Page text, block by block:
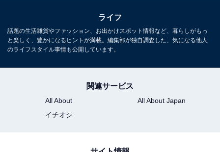
さらに駅構内へ進み、都営三田線の改札口付近で振り返
ライフ
話題の生活雑貨やファッション、お出かけスポット情報など、暮らしがもっ
と楽しく、豊かになるヒントが満載。編集部が独自調査した、気になる他人
のライフスタイル事情も公開しています。
関連サービス
All About
All About Japan
イチオシ